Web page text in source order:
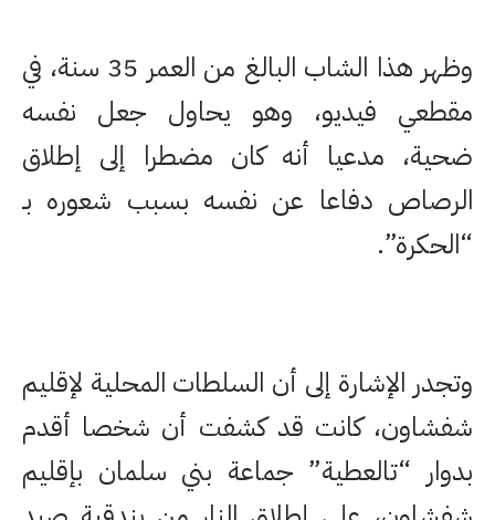
وظهر هذا الشاب البالغ من العمر 35 سنة، في
مقطعي فيديو، وهو يحاول جعل نفسه
ضحية، مدعيا أنه كان مضطرا إلى إطلاق
الرصاص دفاعا عن نفسه بسبب شعوره بـ
“الحكرة”.
وتجدر الإشارة إلى أن السلطات المحلية لإقليم
شفشاون، كانت قد كشفت أن شخصا أقدم
بدوار “تالعطية” جماعة بني سلمان بإقليم